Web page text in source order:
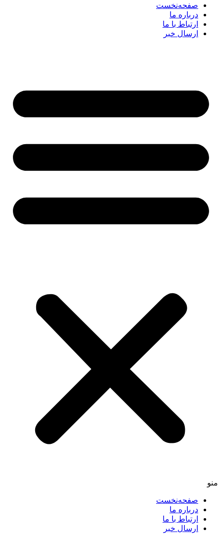
صفحه‌نخست
درباره ما
ارتباط با ما
ارسال خبر
صفحه‌نخست
درباره ما
ارتباط با ما
ارسال خبر